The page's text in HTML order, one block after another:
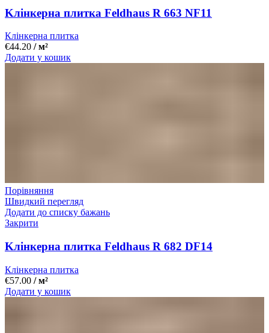
Kлінкерна плитка Feldhaus R 663 NF11
Клінкерна плитка
€44.20 / м²
Додати у кошик
Порівняння
Швидкий перегляд
Додати до списку бажань
Закрити
Kлінкерна плитка Feldhaus R 682 DF14
Клінкерна плитка
€57.00 / м²
Додати у кошик